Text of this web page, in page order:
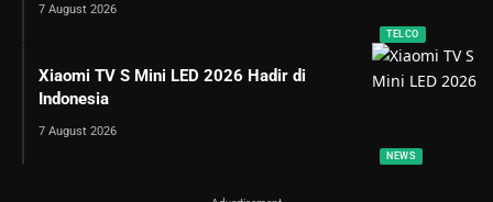
TELCO
7 August 2026
NEWS
Xiaomi TV S Mini LED 2026 Hadir di
Indonesia
7 August 2026